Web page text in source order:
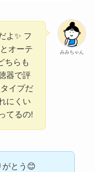
みみちゃん
よ✨ フ
オーテ
ちらも
器で評
イプだ
にくい
てるの!
がとう😊